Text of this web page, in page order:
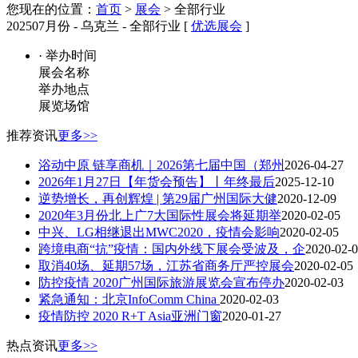
您现在的位置： 首页 > 展会 > 全部行业
202507月份 - 乌克兰 - 全部行业 [ 优选展会 ]
· 举办时间
展会名称
举办地点
展览场馆
推荐资讯更多>>
浴动中原 链享商机｜2026第七届中国（郑州 2026-04-27
2026年1月27日【年货会预告】丨年终最后2025-12-10
逆势增长，再创辉煌 | 第29届广州国际大健2020-12-09
2020年3月份北上广7大国际性展会将延期举2020-02-05
中兴、LG相继退出MWC2020，疫情会影响2020-02-05
跨境电商“抗”疫情：国内外线下展会受波及，企2020-02-
取消40场、延期57场，江苏省商务厅严控展会2020-02-05
防控疫情 2020广州国际旅游展览会宣布停办2020-02-03
紧急通知：北京InfoComm China 2020-02-03
疫情防控 2020 R+T Asia亚洲门窗2020-01-27
热点资讯更多>>